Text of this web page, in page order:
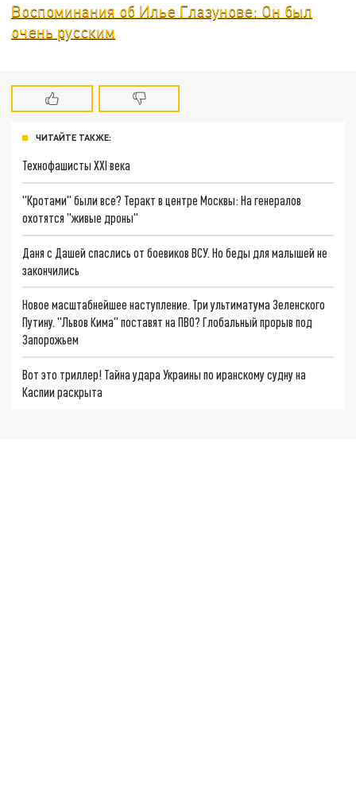
Воспоминания об Илье Глазунове: Он был
очень русским
ЧИТАЙТЕ ТАКЖЕ:
Технофашисты XXI века
"Кротами" были все? Теракт в центре Москвы: На генералов
охотятся "живые дроны"
Даня с Дашей спаслись от боевиков ВСУ. Но беды для малышей не
закончились
Новое масштабнейшее наступление. Три ультиматума Зеленского
Путину. "Львов Кима" поставят на ПВО? Глобальный прорыв под
Запорожьем
Вот это триллер! Тайна удара Украины по иранскому судну на
Каспии раскрыта